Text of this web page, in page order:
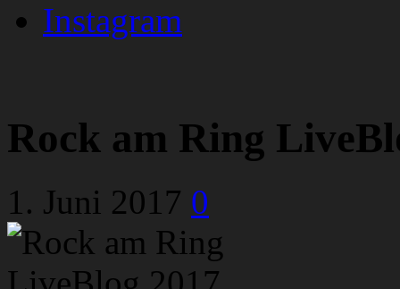
Instagram
Rock am Ring
1. Juni 2017 0